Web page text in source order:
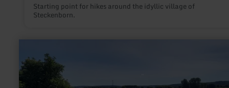
Starting point for hikes around the idyllic village of
Steckenborn.
about:
Grube
„Zufriedenheit“